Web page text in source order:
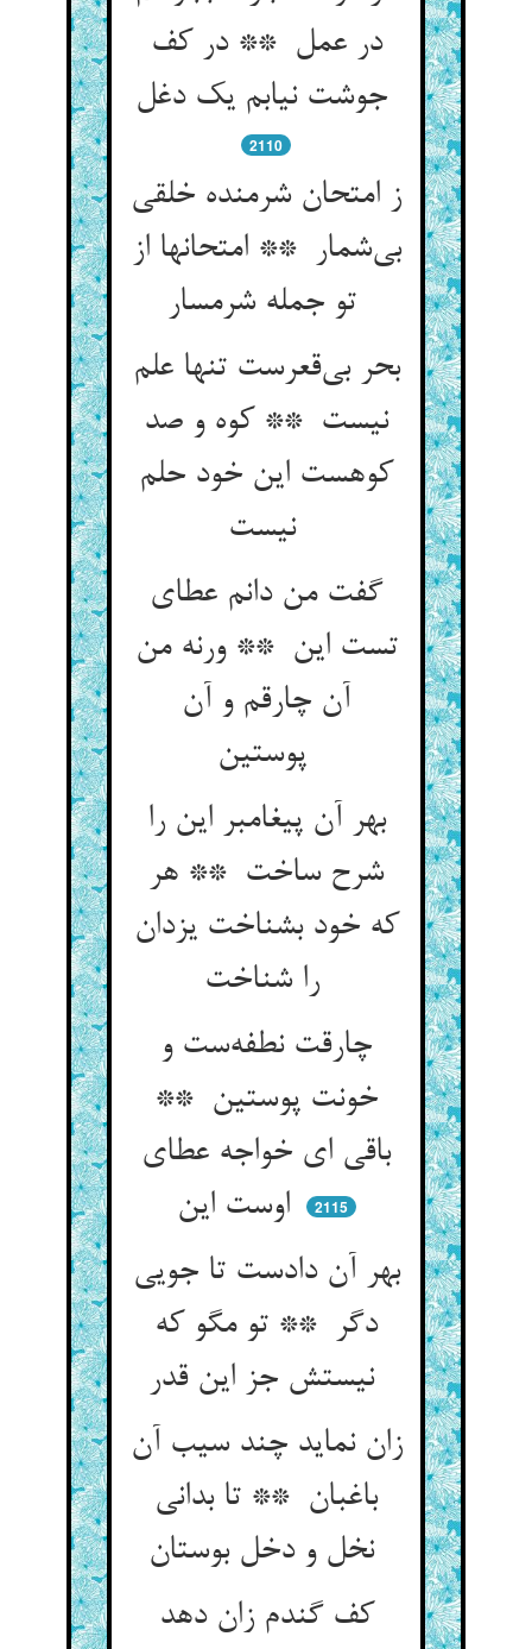
در عمل ** در کف
2110
ز امتحان شرمنده خلقی
بی‌شمار ** امتحانها از
تو جمله شرمسار
بحر بی‌قعرست تنها علم
نیست ** کوه و صد
کوهست این خود حلم
نیست
گفت من دانم عطای
تست این ** ورنه من
آن چارقم و آن
پوستین
بهر آن پیغامبر این را
شرح ساخت ** هر
که خود بشناخت یزدان
را شناخت
چارقت نطفه‌ست و
خونت پوستین **
باقی ای خواجه عطای
اوست این
2115
بهر آن دادست تا جویی
دگر ** تو مگو که
نیستش جز این قدر
زان نماید چند سیب آن
باغبان ** تا بدانی
نخل و دخل بوستان
کف گندم زان دهد